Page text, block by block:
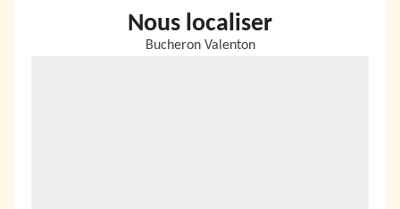
Nous localiser
Bucheron Valenton